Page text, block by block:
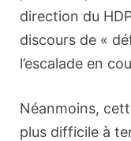
direction du
discours de «
l’escalade en
Néanmoins,
plus difficile à